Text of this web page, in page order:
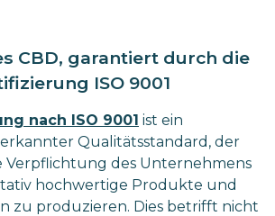
CBD, garantiert durch die
ISO 9001
nach ISO 9001 ist ein
Qualitätsstandard, der
Verpflichtung des Unternehmens
hochwertige Produkte und
zu produzieren. Dies betrifft nicht